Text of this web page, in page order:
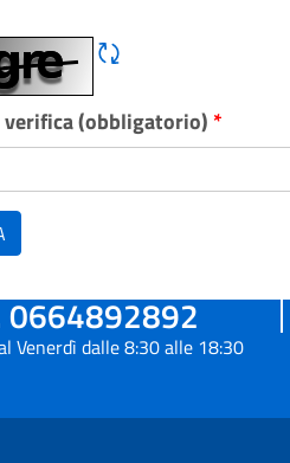
Rigene CAPTCHA
verifica (obbligatorio) *
0664892892
Venerdì dalle 8:30 alle 18:30